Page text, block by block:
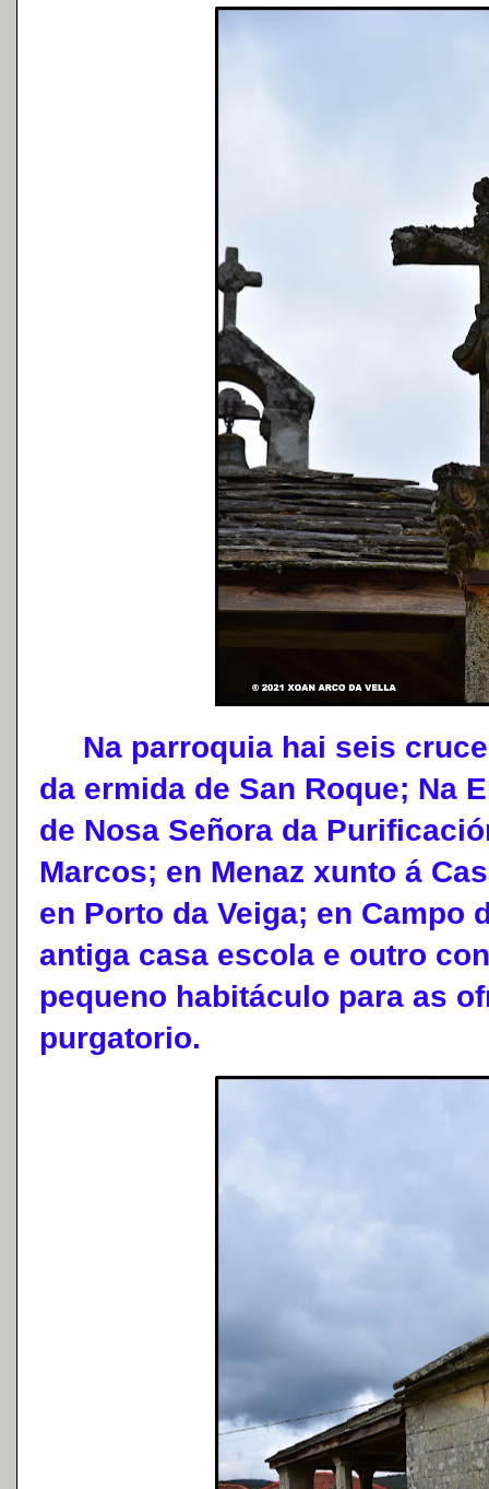
Na parroquia hai seis
da ermida de San Roque; Na
de Nosa Señora da
Marcos; en Menaz xunto á
en Porto da Veiga; en Campo
antiga casa escola e outro
pequeno habitáculo para as
purgatorio.